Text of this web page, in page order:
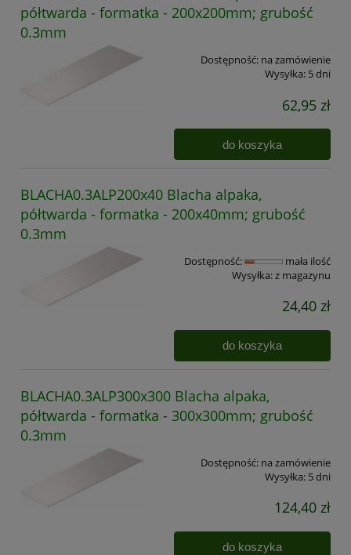
półtwarda - formatka - 200x200mm; grubość
0.3mm
Dostępność: na zamówienie
Wysyłka: 5 dni
62,95 zł
do koszyka
BLACHA0.3ALP200x40 Blacha alpaka,
półtwarda - formatka - 200x40mm; grubość
0.3mm
Dostępność:
mała ilość
Wysyłka:z magazynu
24,40 zł
do koszyka
BLACHA0.3ALP300x300 Blacha alpaka,
półtwarda - formatka - 300x300mm; grubość
0.3mm
Dostępność: na zamówienie
Wysyłka: 5 dni
124,40 zł
do koszyka